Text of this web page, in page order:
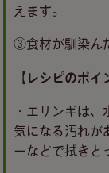
えます。
③食材が馴染ん
【レシピのポイ
・エリンギは、
気になる汚れが
ーなどで拭きと